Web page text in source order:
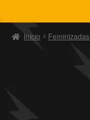
Inicio Feminizadas